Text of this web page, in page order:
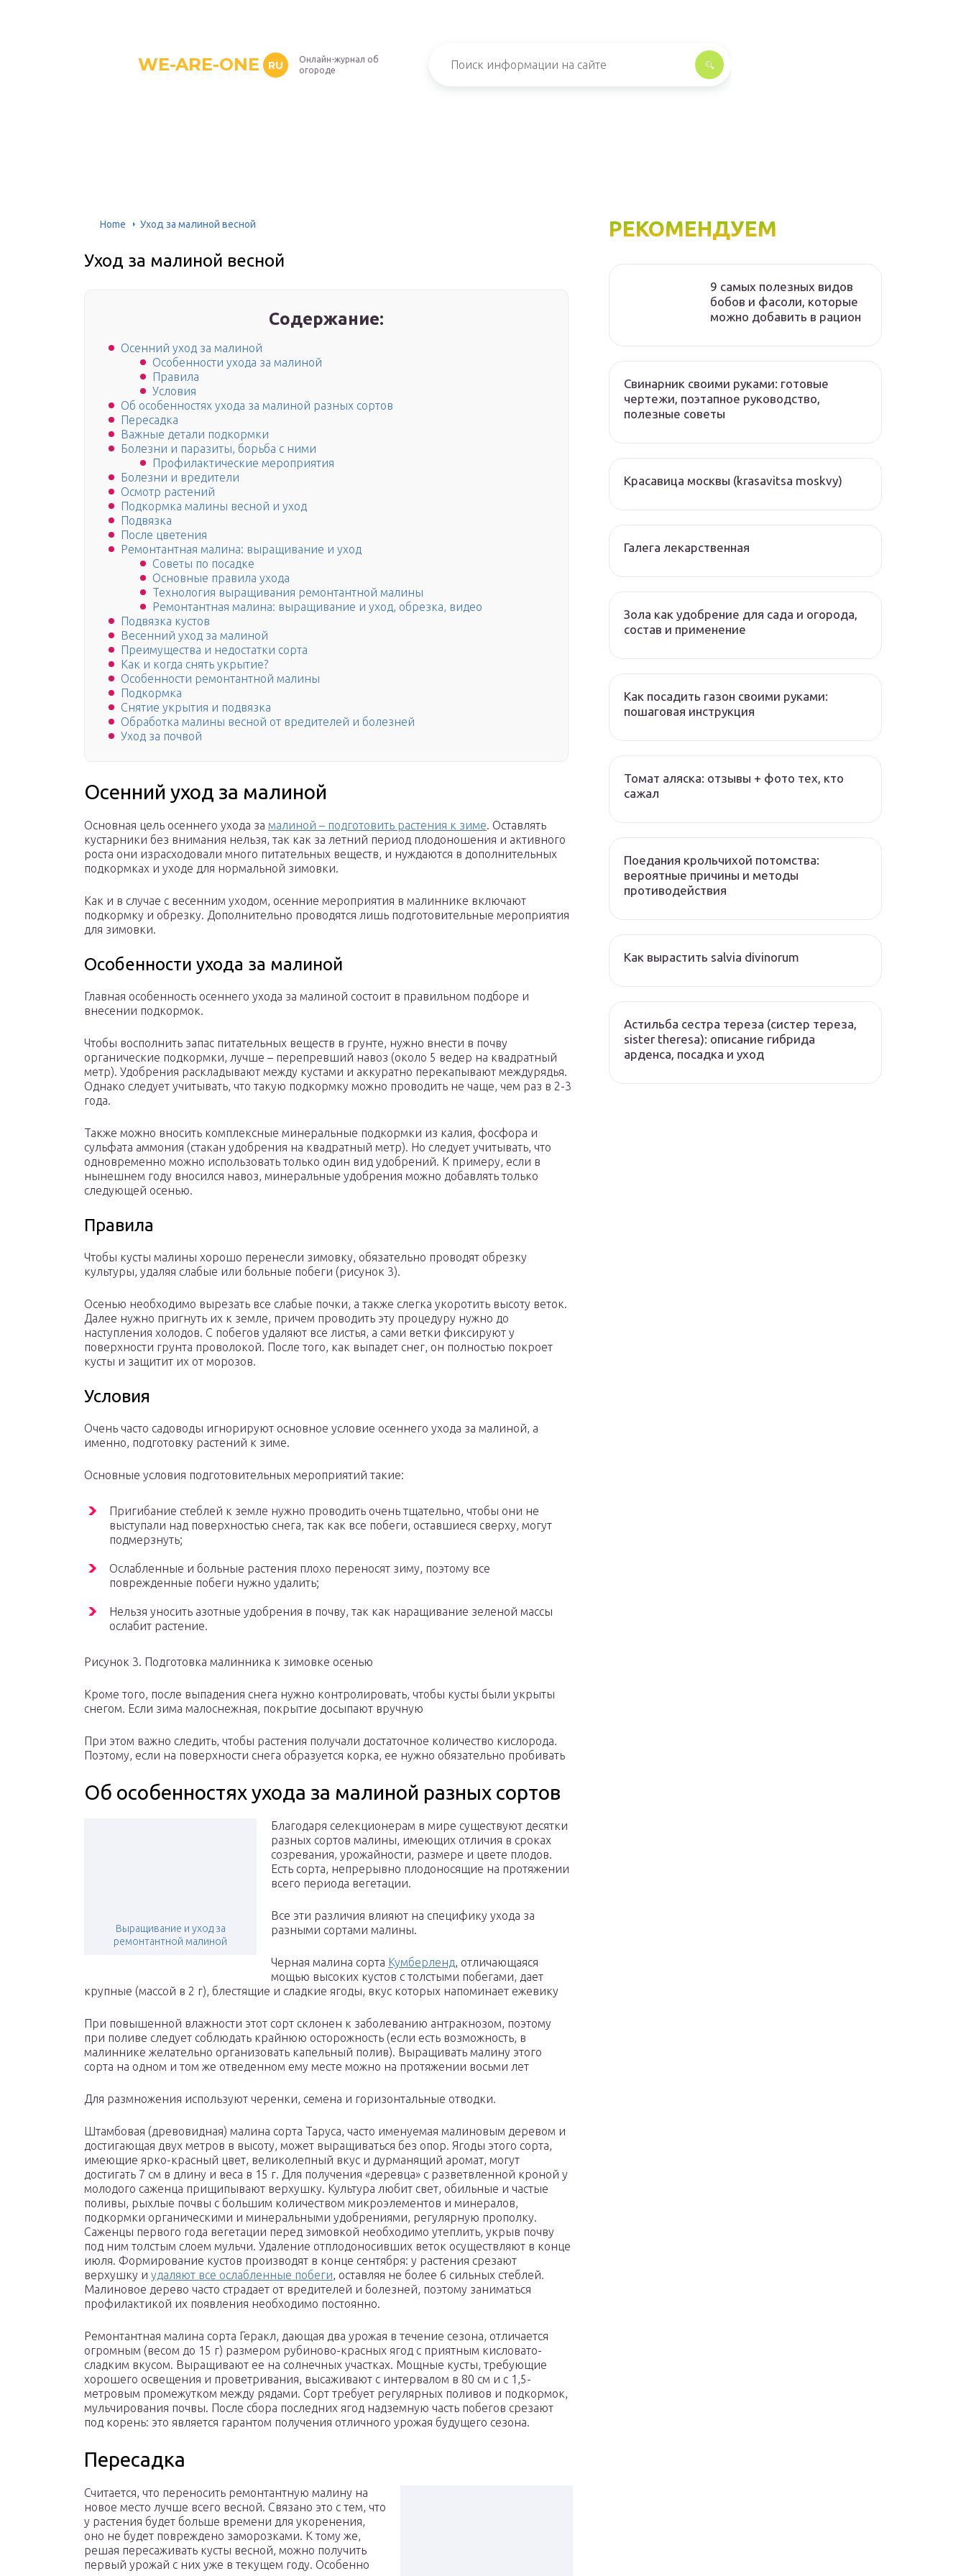
WE-ARE-ONE RU
Онлайн-журнал об
огороде
Home Уход за малиной весной
Уход за малиной весной
Содержание:
Осенний уход за малиной
Особенности ухода за малиной
Правила
Условия
Об особенностях ухода за малиной разных сортов
Пересадка
Важные детали подкормки
Болезни и паразиты, борьба с ними
Профилактические мероприятия
Болезни и вредители
Осмотр растений
Подкормка малины весной и уход
Подвязка
После цветения
Ремонтантная малина: выращивание и уход
Советы по посадке
Основные правила ухода
Технология выращивания ремонтантной малины
Ремонтантная малина: выращивание и уход, обрезка, видео
Подвязка кустов
Весенний уход за малиной
Преимущества и недостатки сорта
Как и когда снять укрытие?
Особенности ремонтантной малины
Подкормка
Снятие укрытия и подвязка
Обработка малины весной от вредителей и болезней
Уход за почвой
Осенний уход за малиной
Основная цель осеннего ухода за малиной – подготовить растения к зиме. Оставлять
кустарники без внимания нельзя, так как за летний период плодоношения и активного
роста они израсходовали много питательных веществ, и нуждаются в дополнительных
подкормках и уходе для нормальной зимовки.
Как и в случае с весенним уходом, осенние мероприятия в малиннике включают
подкормку и обрезку. Дополнительно проводятся лишь подготовительные мероприятия
для зимовки.
Особенности ухода за малиной
Главная особенность осеннего ухода за малиной состоит в правильном подборе и
внесении подкормок.
Чтобы восполнить запас питательных веществ в грунте, нужно внести в почву
органические подкормки, лучше – перепревший навоз (около 5 ведер на квадратный
метр). Удобрения раскладывают между кустами и аккуратно перекапывают междурядья.
Однако следует учитывать, что такую подкормку можно проводить не чаще, чем раз в 2-3
года.
Также можно вносить комплексные минеральные подкормки из калия, фосфора и
сульфата аммония (стакан удобрения на квадратный метр). Но следует учитывать, что
одновременно можно использовать только один вид удобрений. К примеру, если в
нынешнем году вносился навоз, минеральные удобрения можно добавлять только
следующей осенью.
Правила
Чтобы кусты малины хорошо перенесли зимовку, обязательно проводят обрезку
культуры, удаляя слабые или больные побеги (рисунок 3).
Осенью необходимо вырезать все слабые почки, а также слегка укоротить высоту веток.
Далее нужно пригнуть их к земле, причем проводить эту процедуру нужно до
наступления холодов. С побегов удаляют все листья, а сами ветки фиксируют у
поверхности грунта проволокой. После того, как выпадет снег, он полностью покроет
кусты и защитит их от морозов.
Условия
Очень часто садоводы игнорируют основное условие осеннего ухода за малиной, а
именно, подготовку растений к зиме.
Основные условия подготовительных мероприятий такие:
Пригибание стеблей к земле нужно проводить очень тщательно, чтобы они не
выступали над поверхностью снега, так как все побеги, оставшиеся сверху, могут
подмерзнуть;
Ослабленные и больные растения плохо переносят зиму, поэтому все
поврежденные побеги нужно удалить;
Нельзя уносить азотные удобрения в почву, так как наращивание зеленой массы
ослабит растение.
Рисунок 3. Подготовка малинника к зимовке осенью
Кроме того, после выпадения снега нужно контролировать, чтобы кусты были укрыты
снегом. Если зима малоснежная, покрытие досыпают вручную
При этом важно следить, чтобы растения получали достаточное количество кислорода.
Поэтому, если на поверхности снега образуется корка, ее нужно обязательно пробивать
Об особенностях ухода за малиной разных сортов
Выращивание и уход за
ремонтантной малиной
Благодаря селекционерам в мире существуют десятки
разных сортов малины, имеющих отличия в сроках
созревания, урожайности, размере и цвете плодов.
Есть сорта, непрерывно плодоносящие на протяжении
всего периода вегетации.
Все эти различия влияют на специфику ухода за
разными сортами малины.
Черная малина сорта Кумберленд, отличающаяся
мощью высоких кустов с толстыми побегами, дает
крупные (массой в 2 г), блестящие и сладкие ягоды, вкус которых напоминает ежевику
При повышенной влажности этот сорт склонен к заболеванию антракнозом, поэтому
при поливе следует соблюдать крайнюю осторожность (если есть возможность, в
малиннике желательно организовать капельный полив). Выращивать малину этого
сорта на одном и том же отведенном ему месте можно на протяжении восьми лет
Для размножения используют черенки, семена и горизонтальные отводки.
Штамбовая (древовидная) малина сорта Таруса, часто именуемая малиновым деревом и
достигающая двух метров в высоту, может выращиваться без опор. Ягоды этого сорта,
имеющие ярко-красный цвет, великолепный вкус и дурманящий аромат, могут
достигать 7 см в длину и веса в 15 г. Для получения «деревца» с разветвленной кроной у
молодого саженца прищипывают верхушку. Культура любит свет, обильные и частые
поливы, рыхлые почвы с большим количеством микроэлементов и минералов,
подкормки органическими и минеральными удобрениями, регулярную прополку.
Саженцы первого года вегетации перед зимовкой необходимо утеплить, укрыв почву
под ним толстым слоем мульчи. Удаление отплодоносивших веток осуществляют в конце
июля. Формирование кустов производят в конце сентября: у растения срезают
верхушку и удаляют все ослабленные побеги, оставляя не более 6 сильных стеблей.
Малиновое дерево часто страдает от вредителей и болезней, поэтому заниматься
профилактикой их появления необходимо постоянно.
Ремонтантная малина сорта Геракл, дающая два урожая в течение сезона, отличается
огромным (весом до 15 г) размером рубиново-красных ягод с приятным кисловато-
сладким вкусом. Выращивают ее на солнечных участках. Мощные кусты, требующие
хорошего освещения и проветривания, высаживают с интервалом в 80 см и с 1,5-
метровым промежутком между рядами. Сорт требует регулярных поливов и подкормок,
мульчирования почвы. После сбора последних ягод надземную часть побегов срезают
под корень: это является гарантом получения отличного урожая будущего сезона.
Пересадка
Считается, что переносить ремонтантную малину на
новое место лучше всего весной. Связано это с тем, что
у растения будет больше времени для укоренения,
оно не будет повреждено заморозками. К тому же,
решая пересаживать кусты весной, можно получить
первый урожай с них уже в текущем году. Особенно
РЕКОМЕНДУЕМ
9 самых полезных видов
бобов и фасоли, которые
можно добавить в рацион
Свинарник своими руками: готовые
чертежи, поэтапное руководство,
полезные советы
Красавица москвы (krasavitsa moskvy)
Галега лекарственная
Зола как удобрение для сада и огорода,
состав и применение
Как посадить газон своими руками:
пошаговая инструкция
Томат аляска: отзывы + фото тех, кто
сажал
Поедания крольчихой потомства:
вероятные причины и методы
противодействия
Как вырастить salvia divinorum
Астильба сестра тереза (систер тереза,
sister theresa): описание гибрида
арденса, посадка и уход